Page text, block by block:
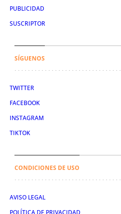
PUBLICIDAD
SUSCRIPTOR
SÍGUENOS
TWITTER
FACEBOOK
INSTAGRAM
TIKTOK
CONDICIONES DE USO
AVISO LEGAL
POLÍTICA DE PRIVACIDAD